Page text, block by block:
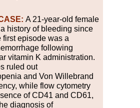
A 21-year-old female
history of bleeding since
first episode was a
following
vitamin K administration.
ruled out
and Von Willebrand
while flow cytometry
of CD41 and CD61,
diagnosis of